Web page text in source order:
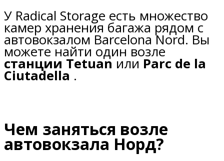
У Radical Storage есть множество
камер хранения багажа рядом с
автовокзалом Barcelona Nord. Вы
можете найти один возле
станции Tetuan или Parc de la
Ciutadella .
Чем заняться возле
автовокзала Норд?